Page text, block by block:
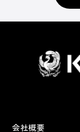
会社概要